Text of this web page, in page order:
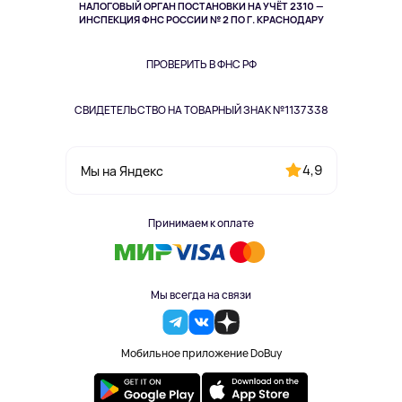
НАЛОГОВЫЙ ОРГАН ПОСТАНОВКИ НА УЧЁТ 2310 —
ИНСПЕКЦИЯ ФНС РОССИИ № 2 ПО Г. КРАСНОДАРУ
ПРОВЕРИТЬ В ФНС РФ
СВИДЕТЕЛЬСТВО НА ТОВАРНЫЙ ЗНАК №1137338
Мы на Яндекс 4,9
Принимаем к оплате
Мы всегда на связи
Мобильное приложение DoBuy
Здоровье питомцев
Одежда и аксессуары